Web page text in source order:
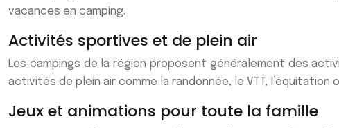
vacances en camping.
Activités sportives et de plein air
Les campings de la région proposent généralement des
activités de plein air comme la randonnée, le VTT, l’équitation
Jeux et animations pour toute la famille